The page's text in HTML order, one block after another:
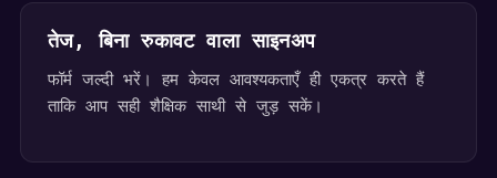
तेज, बिना रुकावट वाला साइनअप
फॉर्म जल्दी भरें। हम केवल आवश्यकताएँ ही एकत्र करते हैं
ताकि आप सही शैक्षिक साथी से जुड़ सकें।